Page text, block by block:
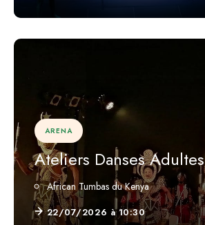
ARENA
Ateliers Danses Adultes
African Tumbas du Kenya
22/07/2026 à 10:30